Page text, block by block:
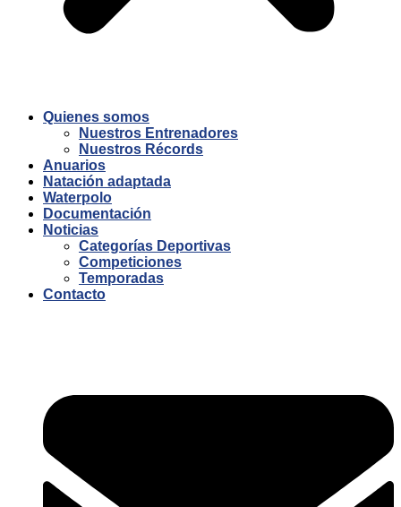
Quienes somos
Nuestros Entrenadores
Nuestros Récords
Anuarios
Natación adaptada
Waterpolo
Documentación
Noticias
Categorías Deportivas
Competiciones
Temporadas
Contacto